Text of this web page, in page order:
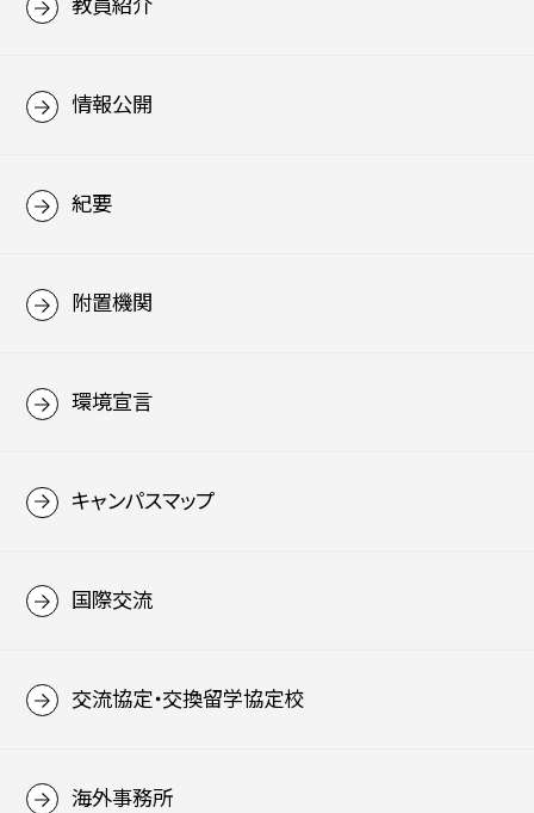
情報公開
紀要
附置機関
環境宣言
キャンパスマップ
国際交流
交流協定・交換留学協定校
海外事務所